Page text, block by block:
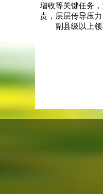
增收等关键任务
责，层层传导压
副县级以上领导